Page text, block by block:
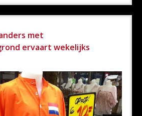
met
ervaart wekelijks